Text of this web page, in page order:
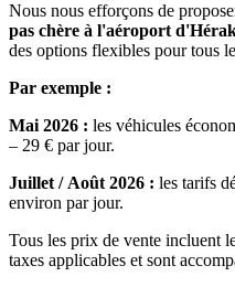
Nous nous efforçons de
pas chère à l'aéroport
des options flexibles pour tous
Par exemple :
Mai 2026 : les véhicules
– 29 € par jour.
Juillet / Août 2026 : les tarifs
environ par jour.
Tous les prix de vente incluent
taxes applicables et sont